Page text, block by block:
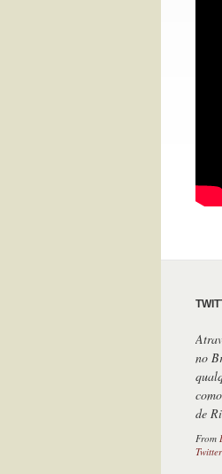
no
de
From